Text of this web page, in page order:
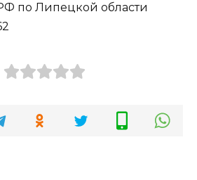
по Липецкой области